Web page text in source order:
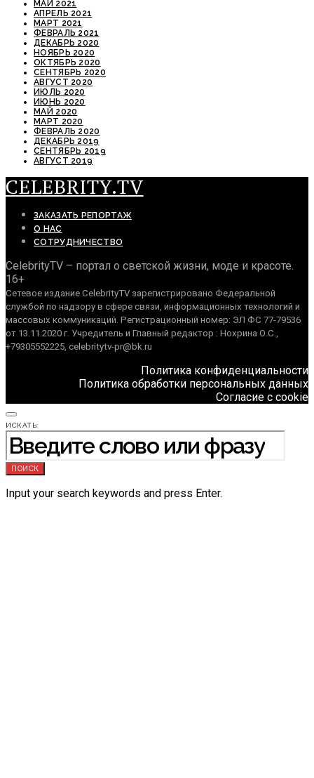
МАЙ 2021
АПРЕЛЬ 2021
МАРТ 2021
ФЕВРАЛЬ 2021
ДЕКАБРЬ 2020
НОЯБРЬ 2020
ОКТЯБРЬ 2020
СЕНТЯБРЬ 2020
АВГУСТ 2020
ИЮЛЬ 2020
ИЮНЬ 2020
МАЙ 2020
МАРТ 2020
ФЕВРАЛЬ 2020
ДЕКАБРЬ 2019
СЕНТЯБРЬ 2019
АВГУСТ 2019
CELEBRITY.TV
ЗАКАЗАТЬ РЕПОРТАЖ
О НАС
СОТРУДНИЧЕСТВО
CelebrityTV – портал о светской жизни, моде и красоте.
16+
Сетевое издание CelebrityTV зарегистрировано Федеральной
службой по надзору в сфере связи, информационных технологий и
массовых коммуникаций. Регистрационный номер: ЭЛ ФС 77-79536
от 13.11.2020 г. Учредитель и Главный редактор : Нохрина О.С.,
+79305552225, celebritytv-pr@bk.ru
Политика конфиденциальности
Политика обработки персональных данных
Согласие с cookie
ИСКАТЬ:
ПОИСК
Input your search keywords and press Enter.